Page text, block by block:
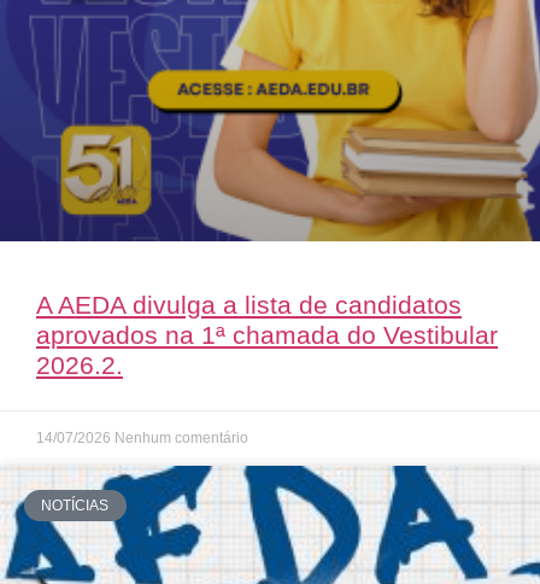
A AEDA divulga a lista de candidatos
aprovados na 1ª chamada do Vestibular
2026.2.
14/07/2026 Nenhum comentário
NOTÍCIAS